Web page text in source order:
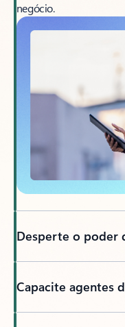
negócio.
Desperte o poder
Capacite agentes